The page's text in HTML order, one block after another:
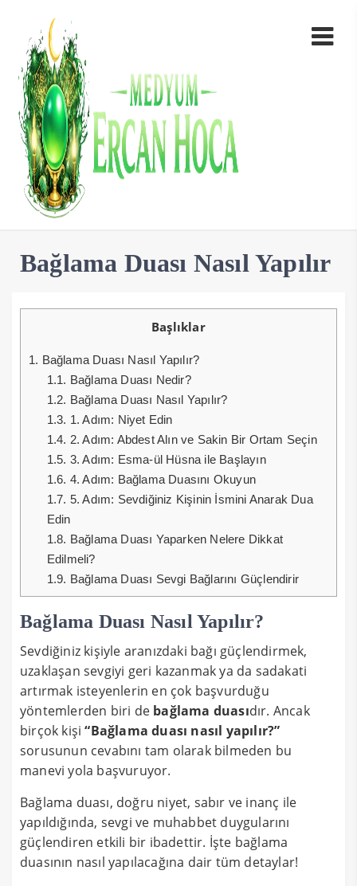
Bağlama Duası Nasıl Yapılır
Başlıklar
1. Bağlama Duası Nasıl Yapılır?
1.1. Bağlama Duası Nedir?
1.2. Bağlama Duası Nasıl Yapılır?
1.3. 1. Adım: Niyet Edin
1.4. 2. Adım: Abdest Alın ve Sakin Bir Ortam Seçin
1.5. 3. Adım: Esma-ül Hüsna ile Başlayın
1.6. 4. Adım: Bağlama Duasını Okuyun
1.7. 5. Adım: Sevdiğiniz Kişinin İsmini Anarak Dua
Edin
1.8. Bağlama Duası Yaparken Nelere Dikkat
Edilmeli?
1.9. Bağlama Duası Sevgi Bağlarını Güçlendirir
Bağlama Duası Nasıl Yapılır?
Sevdiğiniz kişiyle aranızdaki bağı güçlendirmek,
uzaklaşan sevgiyi geri kazanmak ya da sadakati
artırmak isteyenlerin en çok başvurduğu
yöntemlerden biri de bağlama duasıdır. Ancak
birçok kişi“Bağlama duası nasıl yapılır?”
sorusunun cevabını tam olarak bilmeden bu
manevi yola başvuruyor.
Bağlama duası, doğru niyet, sabır ve inanç ile
yapıldığında, sevgi ve muhabbet duygularını
güçlendiren etkili bir ibadettir. İşte bağlama
duasının nasıl yapılacağına dair tüm detaylar!